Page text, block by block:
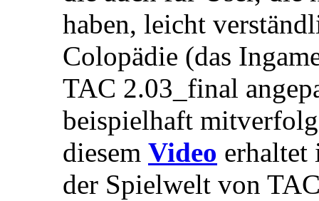
haben, leicht
Colopädie (das
TAC 2.03_final
beispielhaft
diesem Video erhaltet
der Spielwelt von